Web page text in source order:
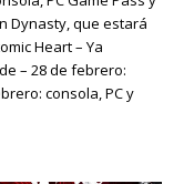
Dynasty, que estará
Heart – Ya
– 28 de febrero:
consola, PC y